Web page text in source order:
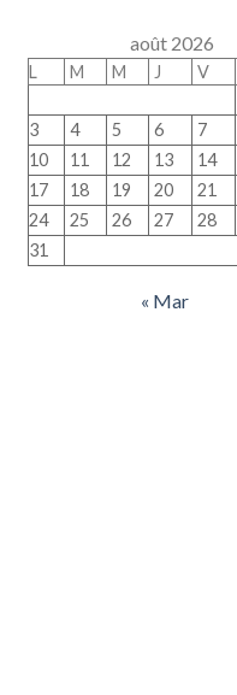
août 2026
L M M J V
3
4 5 6 7
10
11 12 13 14
17
18 19 20 21
24
25 26 27 28
31
« Mar